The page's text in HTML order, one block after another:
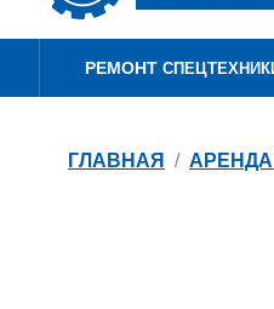
РЕМОНТ
ГЛАВНАЯ